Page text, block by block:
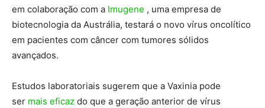
em colaboração com a Imugene , uma empresa de
biotecnologia da Austrália, testará o novo vírus oncolítico
em pacientes com câncer com tumores sólidos
avançados.
Estudos laboratoriais sugerem que a Vaxinia pode
ser mais eficaz do que a geração anterior de vírus